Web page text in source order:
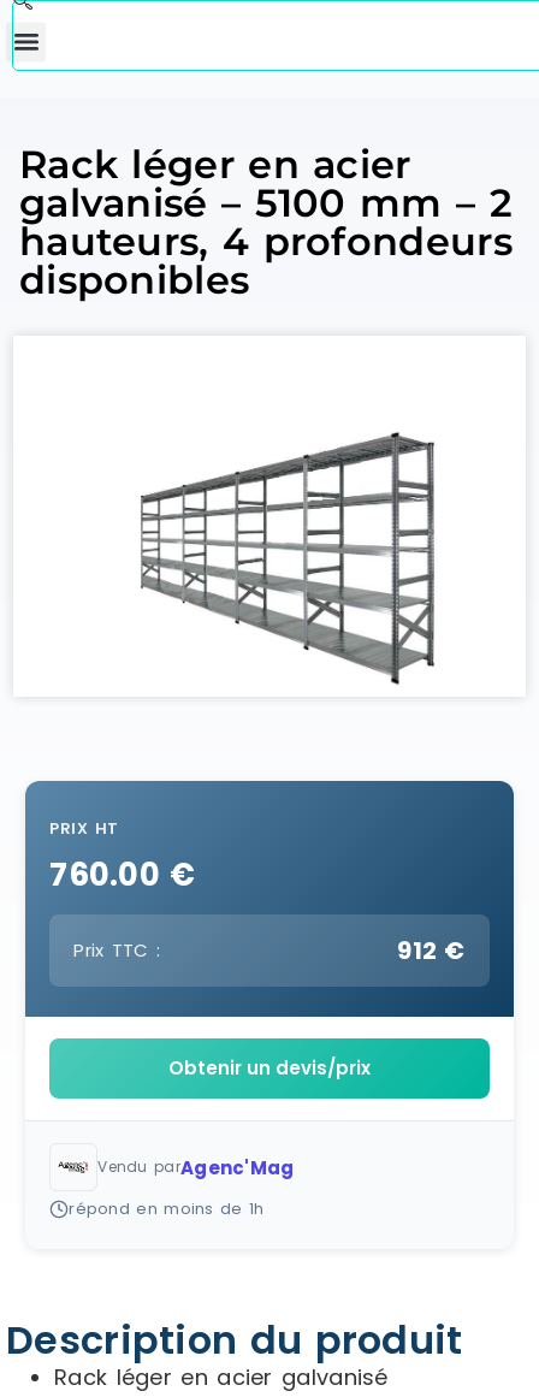
Rack léger en acier
galvanisé – 5100 mm – 2
hauteurs, 4 profondeurs
disponibles
PRIX HT
760.00 €
Prix TTC : 912 €
Obtenir un devis/prix
Vendu parAgenc'Mag
répond en moins de 1h
Description du produit
Rack léger en acier galvanisé